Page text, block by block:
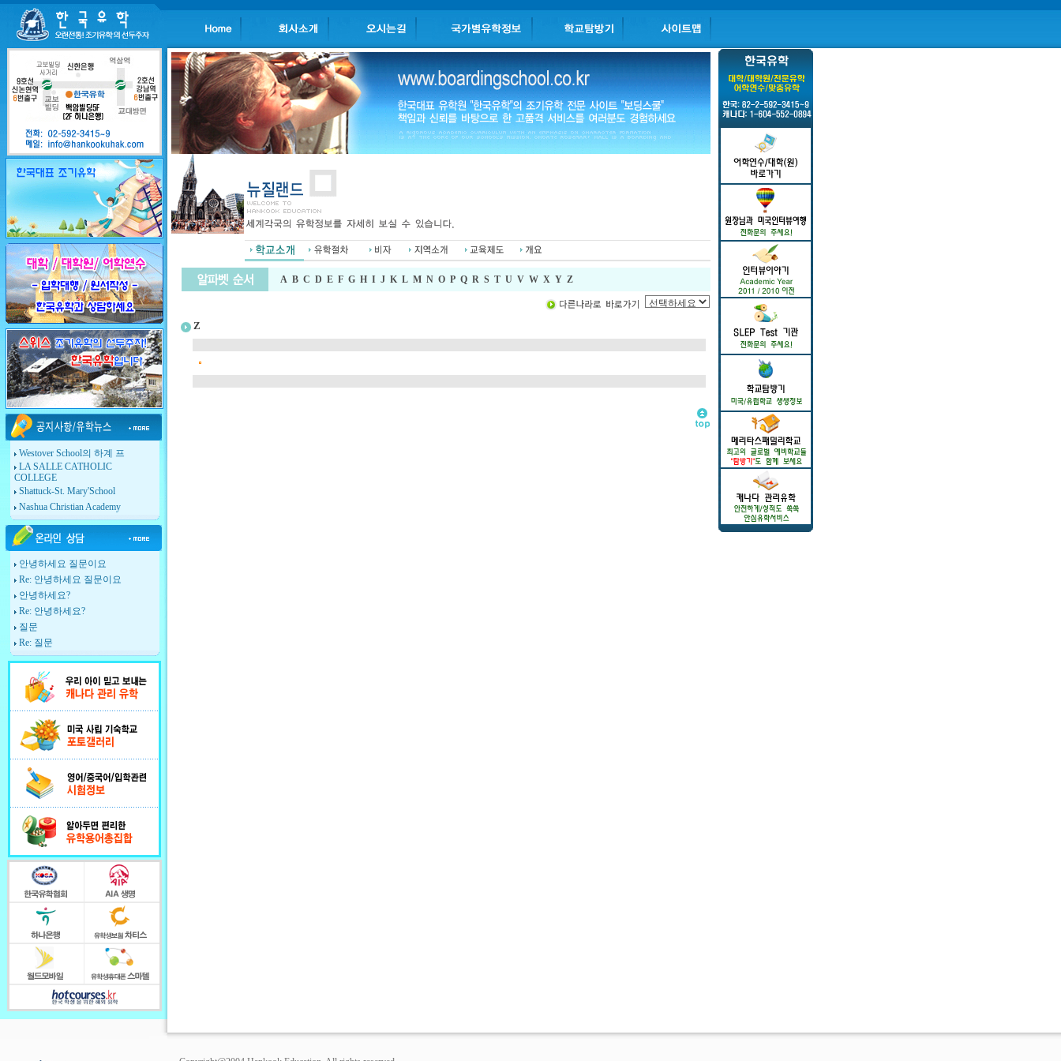
Westover School의 하계 프
LA SALLE CATHOLIC
COLLEGE
Shattuck-St. Mary'School
Nashua Christian Academy
안녕하세요 질문이요
Re: 안녕하세요 질문이요
안녕하세요?
Re: 안녕하세요?
질문
Re: 질문
A B C D E F G H I J K L M N O P Q R S T U V W X Y Z
Z